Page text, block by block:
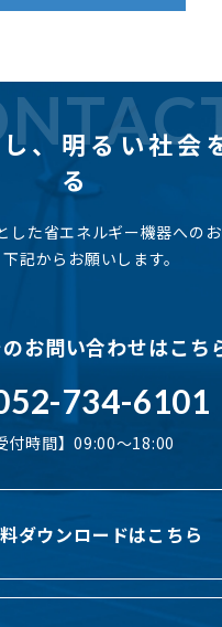
、明るい社会
る
した省エネルギー機器への
記からお願いします。
お問い合わせはこち
734-6101
付時間】09:00〜18:00
ダウンロードはこちら